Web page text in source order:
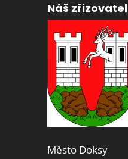
Náš zřizovatel
Město Doksy